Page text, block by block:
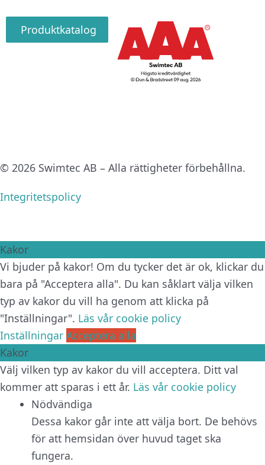
Produktkatalog
© 2026 Swimtec AB – Alla rättigheter förbehållna.
Integritetspolicy
Kakor
Vi bjuder på kakor! Om du tycker det är ok, klickar du
bara på "Acceptera alla". Du kan såklart välja vilken
typ av kakor du vill ha genom att klicka på
"Inställningar". Läs vår cookie policy
Inställningar Acceptera alla
Kakor
Välj vilken typ av kakor du vill acceptera. Ditt val
kommer att sparas i ett år. Läs vår cookie policy
Nödvändiga
Dessa kakor går inte att välja bort. De behövs
för att hemsidan över huvud taget ska
fungera.